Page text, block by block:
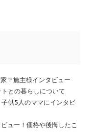
？施主様インタビュー
との暮らしについて
子供5人のママにインタビ
ュー！価格や後悔したこ